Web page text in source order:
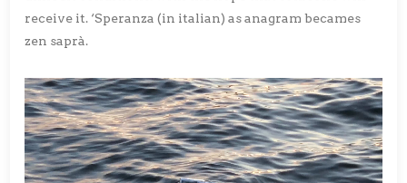
receive it. ‘Speranza (in italian) as anagram becames
zen saprà.